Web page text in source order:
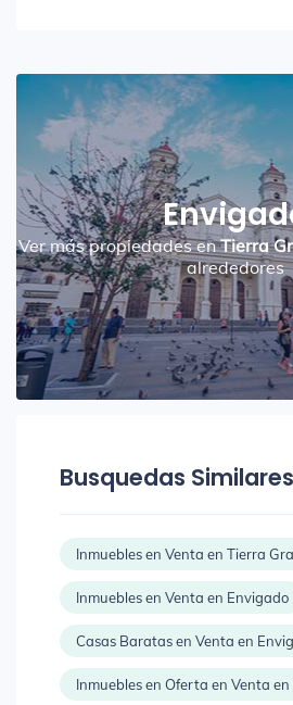
Ver más propiedades enTierra
alrededores
Busquedas Similares
Inmuebles en Venta en Tierra
Inmuebles en Venta en Envigado
Casas Baratas en Venta en
Inmuebles en Oferta en Venta